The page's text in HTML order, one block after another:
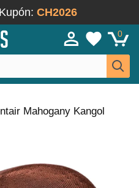
Kupón: CH2026
0
Mahogany Kangol